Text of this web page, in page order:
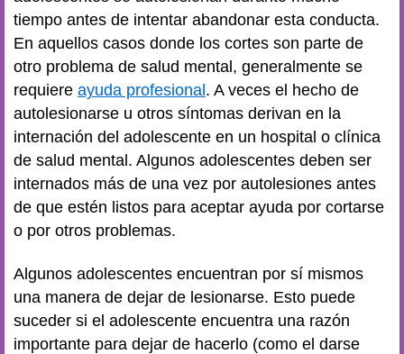
tiempo antes de intentar abandonar esta conducta.
En aquellos casos donde los cortes son parte de
otro problema de salud mental, generalmente se
requiere ayuda profesional. A veces el hecho de
autolesionarse u otros síntomas derivan en la
internación del adolescente en un hospital o clínica
de salud mental. Algunos adolescentes deben ser
internados más de una vez por autolesiones antes
de que estén listos para aceptar ayuda por cortarse
o por otros problemas.
Algunos adolescentes encuentran por sí mismos
una manera de dejar de lesionarse. Esto puede
suceder si el adolescente encuentra una razón
importante para dejar de hacerlo (como el darse